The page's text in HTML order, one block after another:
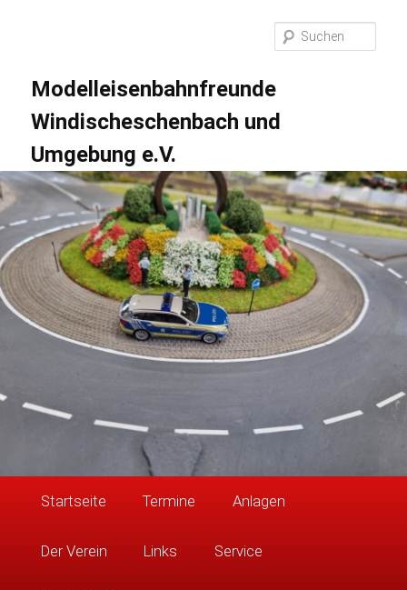
Modelleisenbahnfreunde
Windischeschenbach und
Umgebung e.V.
Startseite Termine Anlagen
Der Verein Links Service